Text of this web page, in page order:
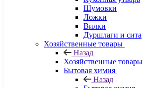
Шумовки
Ложки
Вилки
Дуршлаги и сита
Хозяйственные товары
Назад
Хозяйственные товары
Бытовая химия
Назад